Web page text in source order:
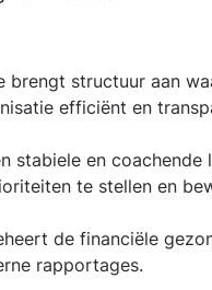
brengt structuur aan
efficiënt en
stabiele en
te stellen en
de financiële
rapportages.